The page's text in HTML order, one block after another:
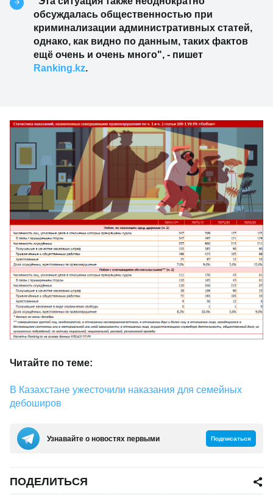
обсуждалась общественностью при
криминализации административных статей,
однако, как видно по данным, таких фактов
ещё очень и очень много", - пишет
Ranking.kz.
Читайте по теме:
В Казахстане ужесточили наказания для семейных
дебоширов
Узнавайте о новостях первыми Подписаться
ПОДЕЛИТЬСЯ